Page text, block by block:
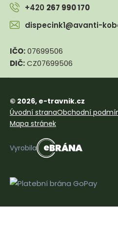
+420 267 990 170
dispecink1@avanti-
IČO:07699506
DIČ:CZ07699506
© 2026, e-travnik.cz
Úvodní stranaObchodní
Mapa stránek
Vyrobila
B
N
.